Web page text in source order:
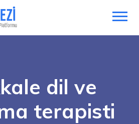
dil ve
terapisti